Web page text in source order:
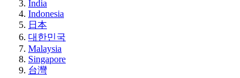
India
Indonesia
日本
대한민국
Malaysia
Singapore
台灣